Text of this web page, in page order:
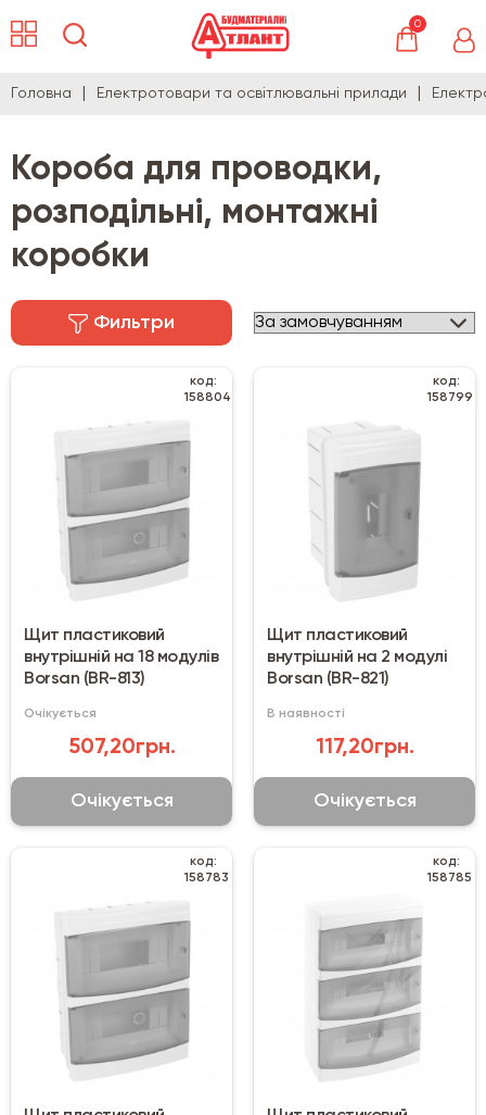
0
Головна Електротовари та освітлювальні прилади
Короба для проводки,
розподільні, монтажні
коробки
Фильтри
код:
158804
Щит пластиковий
внутрішній на 18 модулів
Borsan (BR-813)
Очікується
507,20грн.
Очікується
код:
158799
Щит пластиковий
внутрішній на 2 модулі
Borsan (BR-821)
В наявності
117,20грн.
Очікується
код:
158783
код:
158785